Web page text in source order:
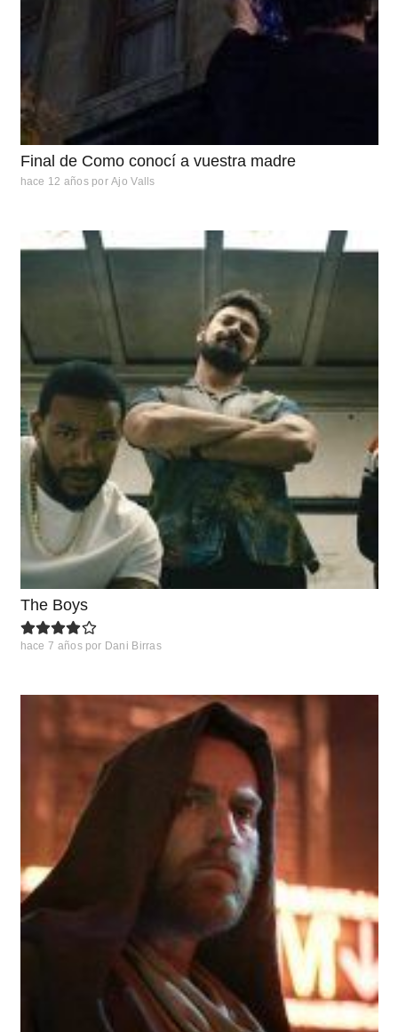
Final de Como conocí a vuestra madre
hace 12 años por Ajo Valls
The Boys
hace 7 años por Dani Birras